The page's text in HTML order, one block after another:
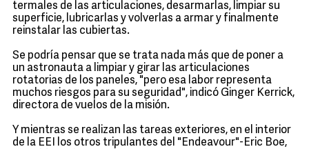
termales de las articulaciones, desarmarlas, limpiar su
superficie, lubricarlas y volverlas a armar y finalmente
reinstalar las cubiertas.
Se podría pensar que se trata nada más que de poner a
un astronauta a limpiar y girar las articulaciones
rotatorias de los paneles, "pero esa labor representa
muchos riesgos para su seguridad", indicó Ginger Kerrick,
directora de vuelos de la misión.
Y mientras se realizan las tareas exteriores, en el interior
de la EEI los otros tripulantes del "Endeavour"-Eric Boe,